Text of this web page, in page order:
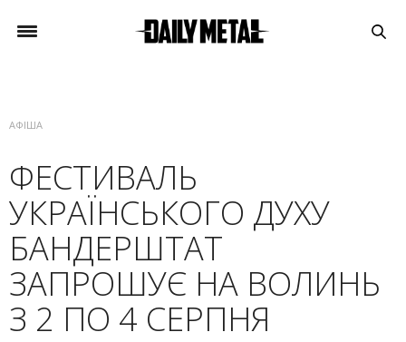
АФІША
ФЕСТИВАЛЬ
УКРАЇНСЬКОГО ДУХУ
БАНДЕРШТАТ
ЗАПРОШУЄ НА ВОЛИНЬ
З 2 ПО 4 СЕРПНЯ